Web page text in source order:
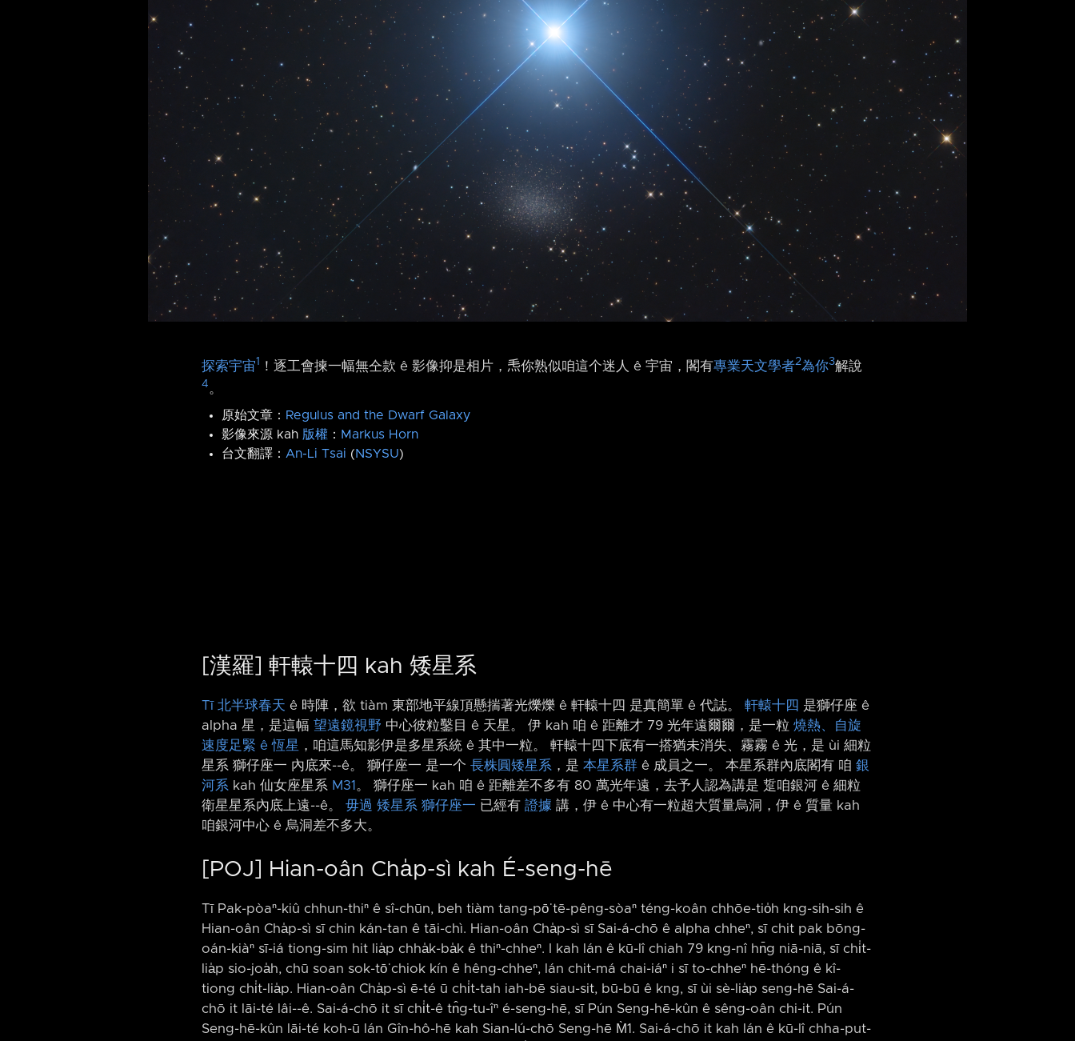
探索宇宙1 ！逐工會揀一幅無仝款 ê 影像抑是相片，𤆬你熟似咱這个迷人 ê 宇宙，閣有專業天文學者2為你3解說
4 。
原始文章： Regulus and the Dwarf Galaxy
影像來源 kah 版權 ： Markus Horn
台文翻譯： An-Li Tsai (NSYSU)
[漢羅] 軒轅十四 kah 矮星系
Tī 北半球春天 ê 時陣，欲 tiàm 東部地平線頂懸揣著光爍爍 ê 軒轅十四 是真簡單 ê 代誌。 軒轅十四 是獅仔座 ê
alpha 星，是這幅 望遠鏡視野 中心彼粒鑿目 ê 天星。 伊 kah 咱 ê 距離才 79 光年遠爾爾，是一粒 燒熱、自旋
速度足緊 ê 恆星 ，咱這馬知影伊是多星系統 ê 其中一粒。 軒轅十四下底有一搭猶未消失、霧霧 ê 光，是 ùi 細粒
星系 獅仔座一 內底來-⁠-ê。 獅仔座一 是一个 長株圓矮星系 ，是 本星系群 ê 成員之一。 本星系群內底閣有 咱 銀
河系 kah 仙女座星系 M31 。 獅仔座一 kah 咱 ê 距離差不多有 80 萬光年遠，去予人認為講是 踅咱銀河 ê 細粒
衛星星系內底上遠-⁠-ê。 毋過 矮星系 獅仔座一 已經有 證據 講，伊 ê 中心有一粒超大質量烏洞，伊 ê 質量 kah
咱銀河中心 ê 烏洞差不多大。
[POJ] Hian-oân Cha̍p-sì kah É-seng-hē
Tī Pak-pòaⁿ-kiû chhun-thiⁿ ê sî-chūn, beh tiàm tang-pō͘ tē-pêng-sòaⁿ téng-koân chhōe-tio̍h kng-sih-sih ê
Hian-oân Cha̍p-sì sī chin kán-tan ê tāi-chì. Hian-oân Cha̍p-sì sī Sai-á-chō ê alpha chheⁿ, sī chit pak bōng-
oán-kiàⁿ sī-iá tiong-sim hit lia̍p chha̍k-ba̍k ê thiⁿ-chheⁿ. I kah lán ê kū-lî chiah 79 kng-nî hn̄g niā-niā, sī chi̍t-
lia̍p sio-joa̍h, chū soan sok-tō͘ chiok kín ê hêng-chheⁿ, lán chit-má chai-iáⁿ i sī to-chheⁿ hē-thóng ê kî-
tiong chi̍t-lia̍p. Hian-oân Cha̍p-sì ē-té ū chi̍t-tah iah-bē siau-sit, bū-bū ê kng, sī ùi sè-lia̍p seng-hē Sai-á-
chō it lāi-té lâi-⁠-ê. Sai-á-chō it sī chi̍t-ê tn̂g-tu-îⁿ é-seng-hē, sī Pún Seng-hē-kûn ê sêng-oân chi-it. Pún
Seng-hē-kûn lāi-té koh-ū lán Gîn-hô-hē kah Sian-lú-chō Seng-hē M̀1. Sai-á-chō it kah lán ê kū-lî chha-put-